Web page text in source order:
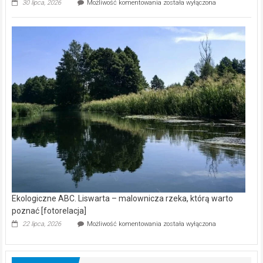
30 lipca, 2026 Możliwość komentowania Ekologiczne
kamerą
wśród
została wyłączona
Ekologiczne ABC. Liswarta – malownicza rzeka, którą warto
poznać [fotorelacja]
22 lipca, 2026 Możliwość komentowania Ekologiczne
–
została wyłączona